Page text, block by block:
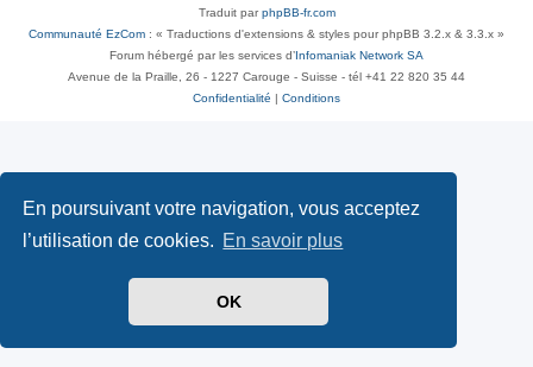
En poursuivant votre navigation, vous acceptez
l’utilisation de cookies. En savoir plus
OK
Traduit parphpBB-fr.com
Communauté EzCom : « Traductions d'extensions & styles pour phpBB 3.2.x & 3.3.x »
Forum hébergé par les services d’ Infomaniak Network SA
Avenue de la Praille, 26 - 1227 Carouge - Suisse - tél +41 22 820 35 44
Confidentialité
Conditions